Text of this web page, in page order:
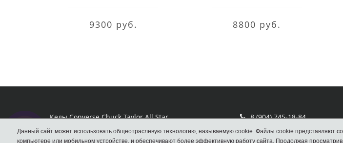
9300 руб. 8800 руб.
Кеды Converse Chuck Taylor All Star
8 (904) 745-18-84
Отдел продаж Converse
Данный сайт может использовать общеотраслевую технологию, называемую cookie. Файлы cookie
компьютере или мобильном устройстве, и обеспечивают более эффективную работу сайта. Продолжая